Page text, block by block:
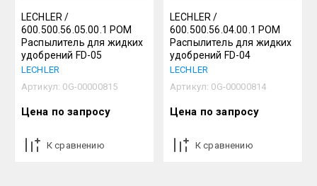
LECHLER /
600.500.56.05.00.1 POM
Распылитель для жидких
удобрений FD-05
LECHLER
Артикул: 0G-00000815
Цена по запросу
К сравнению
LECHLER /
600.500.56.04.00.1 POM
Распылитель для жидких
удобрений FD-04
LECHLER
Артикул: 0G-00000814
Цена по запросу
К сравнению